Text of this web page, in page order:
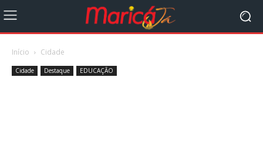
Início Cidade
Cidade Destaque EDUCAÇÃO